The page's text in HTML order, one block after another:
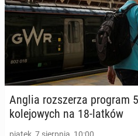
Anglia roz­sze­rza program
ko­le­jo­wych na 18-latków